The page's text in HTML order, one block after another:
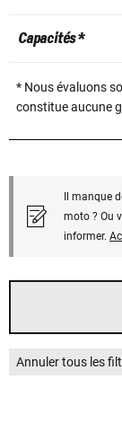
Capacités *
* Nous évaluons
constitue aucune
Il manque
moto ? Ou
informer.
Annuler tous les